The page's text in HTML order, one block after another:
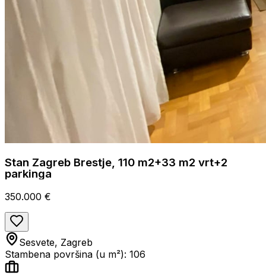
Stan Zagreb Brestje, 110 m2+33 m2 vrt+2
parkinga
350.000 €
Sesvete, Zagreb
Stambena površina (u m²): 106